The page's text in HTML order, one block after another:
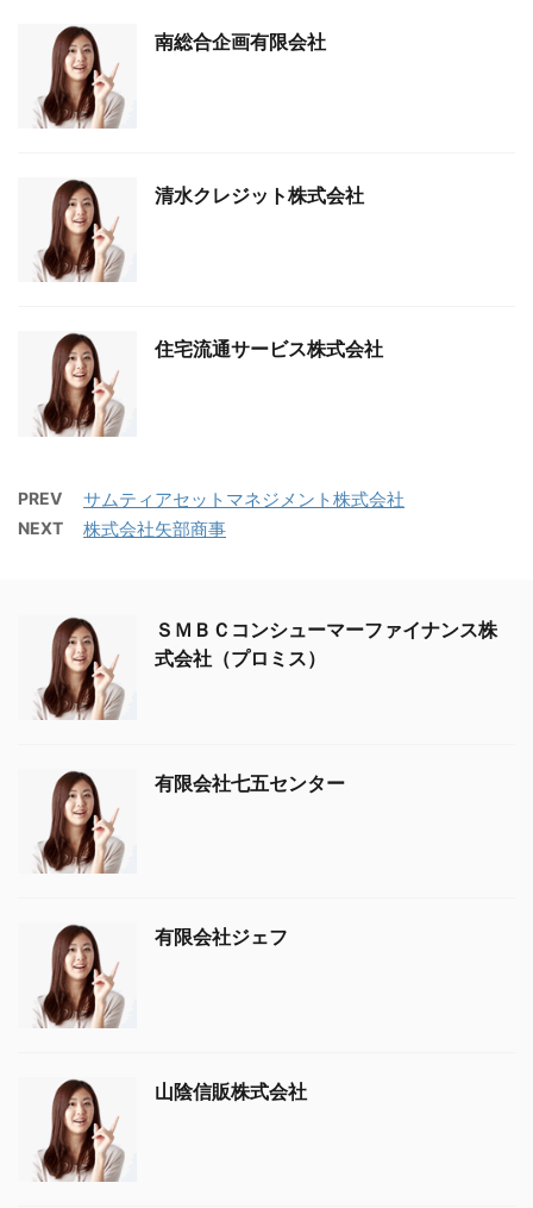
南総合企画有限会社
清水クレジット株式会社
住宅流通サービス株式会社
PREV サムティアセットマネジメント株式会社
NEXT 株式会社矢部商事
ＳＭＢＣコンシューマーファイナンス株
式会社（プロミス）
有限会社七五センター
有限会社ジェフ
山陰信販株式会社